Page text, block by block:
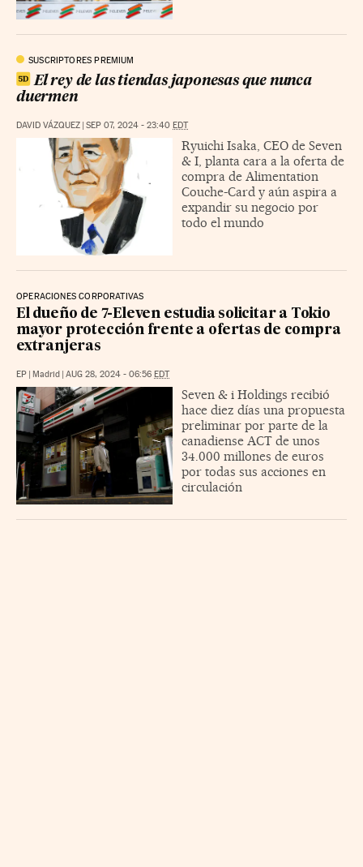
SUSCRIPTORES PREMIUM
El rey de las tiendas japonesas que nunca
duermen
DAVID VÁZQUEZ | SEP 07, 2024 - 23:40 EDT
Ryuichi Isaka, CEO de Seven
& I, planta cara a la oferta de
compra de Alimentation
Couche-Card y aún aspira a
expandir su negocio por
todo el mundo
OPERACIONES CORPORATIVAS
El dueño de 7-Eleven estudia solicitar a Tokio
mayor protección frente a ofertas de compra
extranjeras
EP | Madrid | AUG 28, 2024 - 06:56 EDT
Seven & i Holdings recibió
hace diez días una propuesta
preliminar por parte de la
canadiense ACT de unos
34.000 millones de euros
por todas sus acciones en
circulación